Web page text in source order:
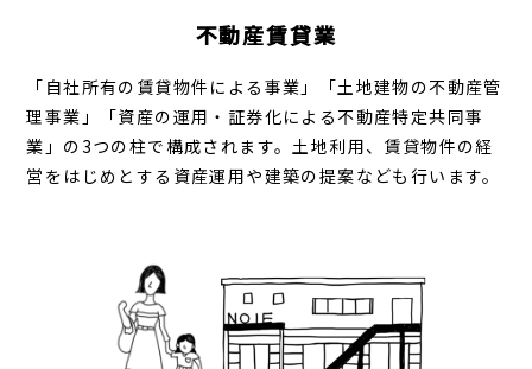
不動産賃貸業
「自社所有の賃貸物件による事業」「土地建物の不動産管
理事業」「資産の運用・証券化による不動産特定共同事
業」の3つの柱で構成されます。土地利用、賃貸物件の経
営をはじめとする資産運用や建築の提案なども行います。